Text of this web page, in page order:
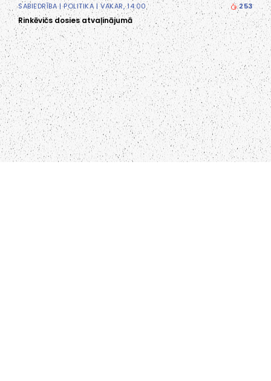
SABIEDRĪBA|POLITIKA | VAKAR, 14:00 253
Rinkēvičs dosies atvaļinājumā